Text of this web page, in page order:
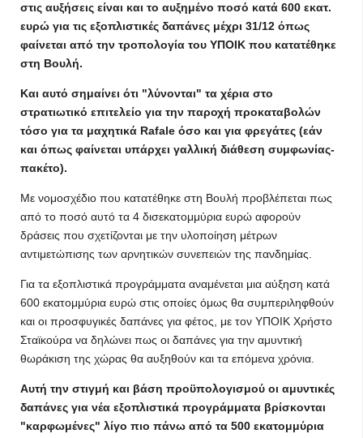
στις αυξήσεις είναι και το αυξημένο ποσό κατά 600 εκατ.
ευρώ για τις εξοπλιστικές δαπάνες μέχρι 31/12 όπως
φαίνεται από την τροπολογία του ΥΠΟΙΚ που κατατέθηκε
στη Βουλή.
Και αυτό σημαίνει ότι "λύνονται" τα χέρια στο
στρατιωτικό επιτελείο για την παροχή προκαταβολών
τόσο για τα μαχητικά Rafale όσο και για φρεγάτες (εάν
και όπως φαίνεται υπάρχει γαλλική διάθεση συμφωνίας-
πακέτο).
Με νομοσχέδιο που κατατέθηκε στη Βουλή προβλέπεται πως
από το ποσό αυτό τα 4 δισεκατομμύρια ευρώ αφορούν
δράσεις που σχετίζονται με την υλοποίηση μέτρων
αντιμετώπισης των αρνητικών συνεπειών της πανδημίας.
Για τα εξοπλιστικά προγράμματα αναμένεται μια αύξηση κατά
600 εκατομμύρια ευρώ στις οποίες όμως θα συμπεριληφθούν
και οι προσφυγικές δαπάνες για φέτος, με τον ΥΠΟΙΚ Χρήστο
Σταϊκούρα να δηλώνει πως οι δαπάνες για την αμυντική
θωράκιση της χώρας θα αυξηθούν και τα επόμενα χρόνια.
Αυτή την στιγμή και βάση προϋπολογισμού οι αμυντικές
δαπάνες για νέα εξοπλιστικά προγράμματα βρίσκονται
"καρφωμένες" λίγο πιο πάνω από τα 500 εκατομμύρια